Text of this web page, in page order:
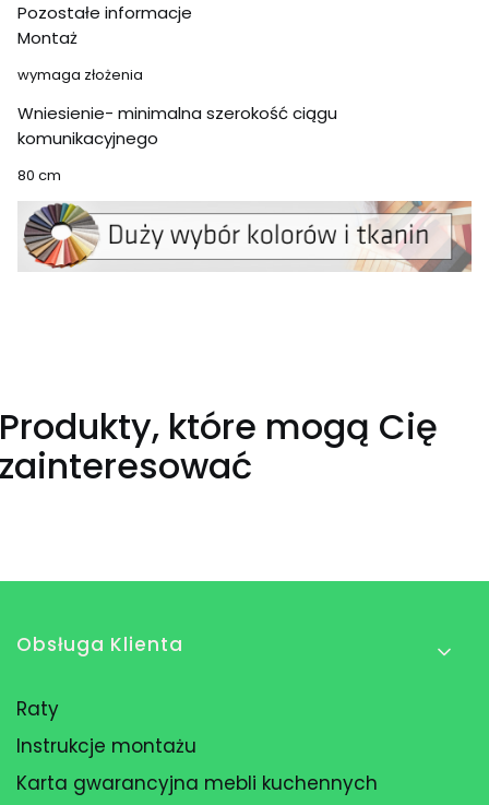
Pozostałe informacje
Montaż
wymaga złożenia
Wniesienie- minimalna szerokość ciągu
komunikacyjnego
80 cm
Produkty, które mogą Cię
zainteresować
Linki w stopce
Obsługa Klienta
Raty
Instrukcje montażu
Karta gwarancyjna mebli kuchennych